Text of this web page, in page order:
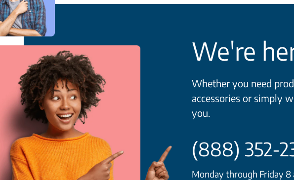
We're
Whether you need
accessories or simply
you.
(888) 352-
Monday through Friday 8